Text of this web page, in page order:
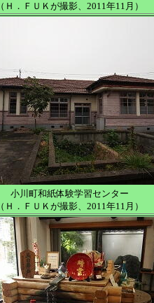
（Ｈ．ＦＵＫが撮影、2011年11月）
小川町和紙体験学習センター
（Ｈ．ＦＵＫが撮影、2011年11月）